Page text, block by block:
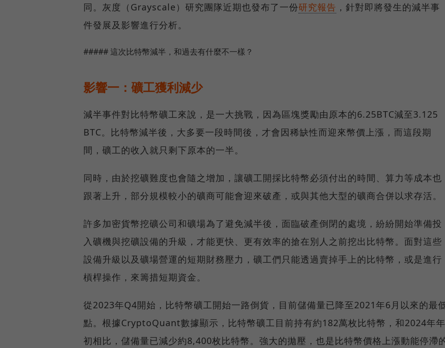
同。灰度（Grayscale）研究團隊近期也發布了一份研究報告 ，針對即將發生的減半事
件發展及影響進行分析。
##### 這次比特幣減半，和過去有什麼不一樣？
影響一：礦工獲利減少
減半事件對比特幣礦工來說，是一大挑戰，因為區塊獎勵由原本的6.25BTC減至3.125
BTC。比特幣減半後，大多要一段時間後，才會因稀缺性而迎來幣價上漲，而這段期
間，礦工的收入就只剩下原本的一半。
同時，由於挖礦難度也會隨之增加，讓礦工開採比特幣必須付出的時間、算力等成本也
跟著上升，部分規模較小的礦商可能會迎來破產，或與其他大型的礦商合併以求存活。
許多加密貨幣挖礦公司和礦場為了避免減半後，面臨破產倒閉的處境，紛紛開始準備投
入礦機與挖礦設備的升級，才能更快、更有效率的搶在別人之前挖出比特幣。面對這些
設備升級以及礦場營運的短期財務壓力，礦工們只能透過賣掉手上的比特幣，或是進行
槓桿操作，來籌措短期資金。
從2023年Q4開始，比特幣礦工開始一路倒貨，目前儲備量已降至2021年6月以來的最
點。根據CryptoQuant數據顯示，比特幣礦工目前持有約182萬枚比特幣，和2024年年
初相比，儲備量已減少約8,400枚比特幣。強大的拋壓，也是比特幣價格上漲動能停滯